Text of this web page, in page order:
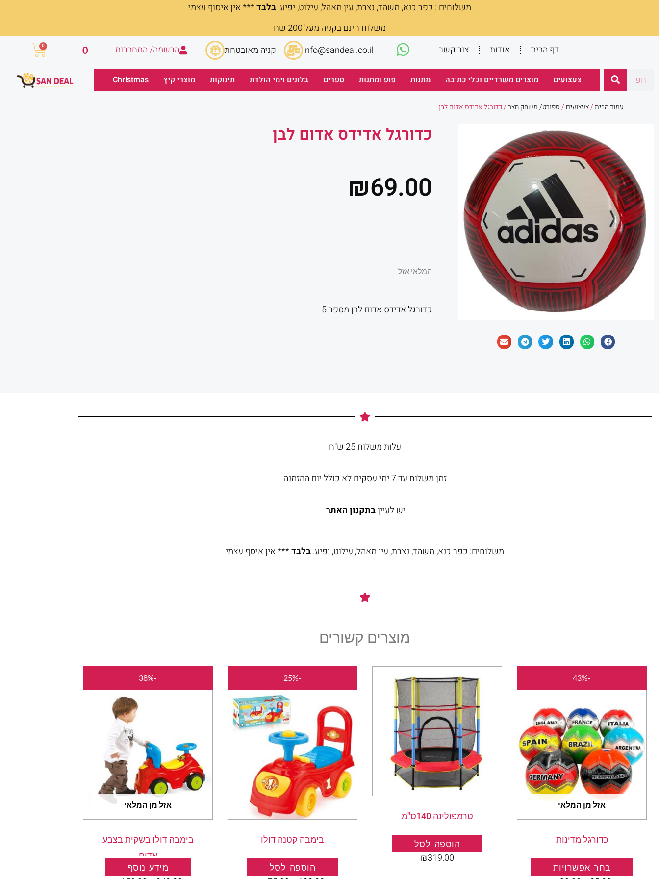
משלוחים : כפר כנא, משהד, נצרת, עין מאהל, עילוט, יפיע.בלבד*** אין איסוף עצמי
משלוח חינם בקניה מעל 200 שח
דף הבית
אודות צור קשר info@sandeal.co.il קניה מאובטחת הרשמה/ התחברות 0
0
עגלת
חיפוש צעצועים מוצרים משרדיים וכלי כתיבה מתנות פופ ומתנות ספרים בלונים וימי הולדת תינוקות מוצרי קיץ Christmas
עמוד הבית/צעצועים /ספורט/ משחק חצר/ כדורגל אדידס אדום לבן
כדורגל אדידס אדום לבן
₪69.00
המלאי אזל
כדורגל אדידס אדום לבן מספר 5
עלות משלוח 25 ש"ח
זמן משלוח עד 7 ימי עסקים לא כולל יום ההזמנה
יש לעייןבתקנון האתר
משלוחים: כפר כנא, משהד, נצרת, עין מאהל, עילוט, יפיע.בלבד*** אין איסף עצמי
מוצרים קשורים
-43%
אזל מן המלאי
כדורגל מדינות
בחר אפשרויות
מספר
סוגים.
ניתן
לבחור
את
האפשרויות
בעמוד
המקורי
היה:
₪35.00.
הוא:
₪20.00.
טרמפולינה 140ס"מ
הוספה לסל
₪319.00
-25%
בימבה קטנה דולו
הוספה לסל
המקורי
היה:
₪100.00.
הוא:
₪75.00.
-38%
אזל מן המלאי
בימבה דולו בשקית בצבע
אדום
מידע נוסף
המקורי
היה:
₪240.00.
הוא:
₪150.00.